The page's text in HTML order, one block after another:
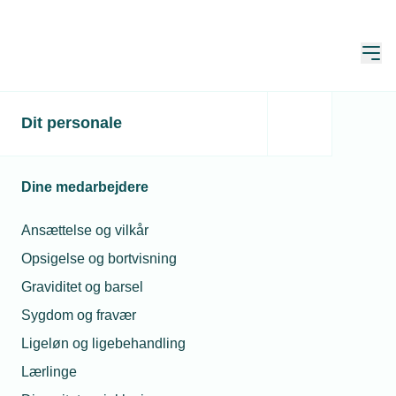
Dit personale
Dine medarbejdere
Ansættelse og vilkår
Opsigelse og bortvisning
Graviditet og barsel
Sygdom og fravær
Ligeløn og ligebehandling
Lærlinge
TEKNIQ Netværk og aktiviteter
Bestyrelse -
Arbejdsgiverne Vest
Der er 5 Medlemmer